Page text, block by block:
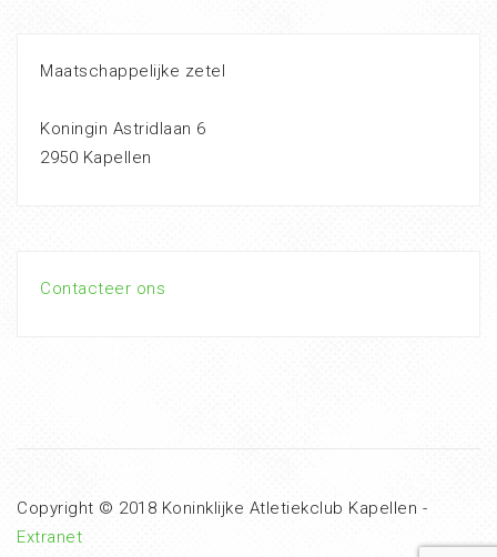
Maatschappelijke zetel
Koningin Astridlaan 6
2950 Kapellen
Contacteer ons
Copyright © 2018 Koninklijke Atletiekclub Kapellen -
Extranet